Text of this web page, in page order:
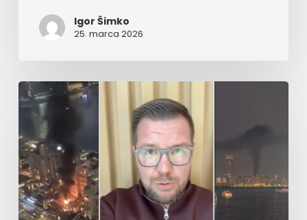
Igor Šimko
25. marca 2026
Poslanec
Hlasu
centre
raketových
útokov,
opísal
momenty
hrôzy